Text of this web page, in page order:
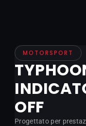
MOTORSPORT
OFF
Progettato per